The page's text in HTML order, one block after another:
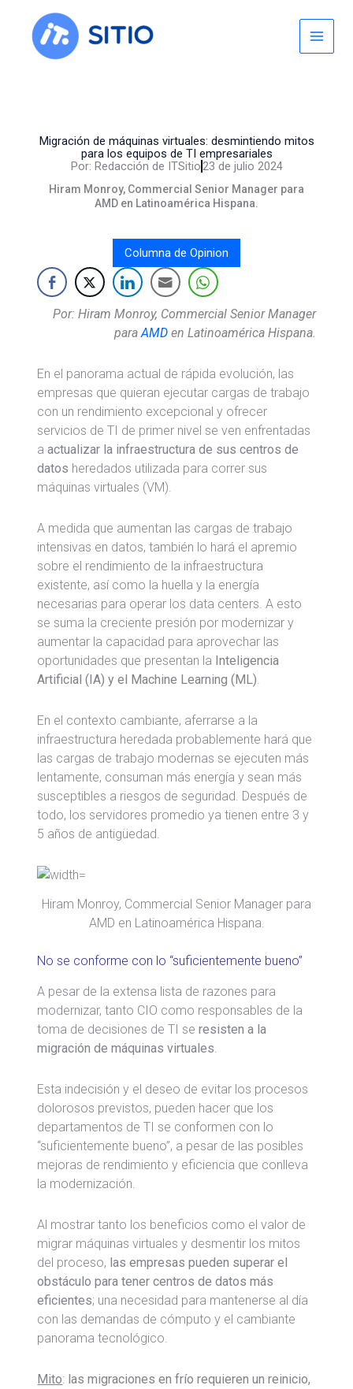
content
Migración de máquinas virtuales: desmintiendo mitos
para los equipos de TI empresariales
Por: Redacción de ITSitio23 de julio 2024
Hiram Monroy, Commercial Senior Manager para
AMD en Latinoamérica Hispana.
Columna de Opinion
Por: Hiram Monroy, Commercial Senior Manager
paraAMDen Latinoamérica Hispana.
En el panorama actual de rápida evolución, las
empresas que quieran ejecutar cargas de trabajo
con un rendimiento excepcional y ofrecer
servicios de TI de primer nivel se ven enfrentadas
aactualizar la infraestructura de sus centros de
datos heredados utilizada para correr sus
máquinas virtuales (VM).
A medida que aumentan las cargas de trabajo
intensivas en datos, también lo hará el apremio
sobre el rendimiento de la infraestructura
existente, así como la huella y la energía
necesarias para operar los data centers. A esto
se suma la creciente presión por modernizar y
aumentar la capacidad para aprovechar las
oportunidades que presentan la Inteligencia
Artificial (IA) y el Machine Learning (ML).
En el contexto cambiante, aferrarse a la
infraestructura heredada probablemente hará que
las cargas de trabajo modernas se ejecuten más
lentamente, consuman más energía y sean más
susceptibles a riesgos de seguridad. Después de
todo, los servidores promedio ya tienen entre 3 y
5 años de antigüedad.
Hiram Monroy, Commercial Senior Manager para
AMD en Latinoamérica Hispana.
No se conforme con lo “suficientemente bueno”
A pesar de la extensa lista de razones para
modernizar, tanto CIO como responsables de la
toma de decisiones de TI seresisten a la
migración de máquinas virtuales
Esta indecisión y el deseo de evitar los procesos
dolorosos previstos, pueden hacer que los
departamentos de TI se conformen con lo
“suficientemente bueno”, a pesar de las posibles
mejoras de rendimiento y eficiencia que conlleva
la modernización.
Al mostrar tanto los beneficios como el valor de
migrar máquinas virtuales y desmentir los mitos
del proceso, las empresas pueden superar el
obstáculo para tener centros de datos más
eficientes; una necesidad para mantenerse al día
con las demandas de cómputo y el cambiante
panorama tecnológico.
Mito: las migraciones en frío requieren un reinicio,